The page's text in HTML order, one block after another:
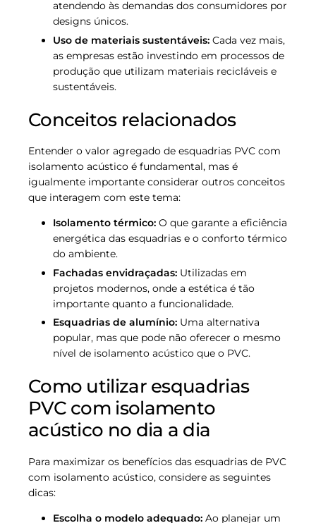
atendendo às demandas dos consumidores por
designs únicos.
Uso de materiais sustentáveis: Cada vez mais,
as empresas estão investindo em processos de
produção que utilizam materiais recicláveis e
sustentáveis.
Conceitos relacionados
Entender o valor agregado de esquadrias PVC com
isolamento acústico é fundamental, mas é
igualmente importante considerar outros conceitos
que interagem com este tema:
Isolamento térmico: O que garante a eficiência
energética das esquadrias e o conforto térmico
do ambiente.
Fachadas envidraçadas: Utilizadas em
projetos modernos, onde a estética é tão
importante quanto a funcionalidade.
Esquadrias de alumínio: Uma alternativa
popular, mas que pode não oferecer o mesmo
nível de isolamento acústico que o PVC.
Como utilizar esquadrias
PVC com isolamento
acústico no dia a dia
Para maximizar os benefícios das esquadrias de PVC
com isolamento acústico, considere as seguintes
dicas:
Escolha o modelo adequado: Ao planejar um